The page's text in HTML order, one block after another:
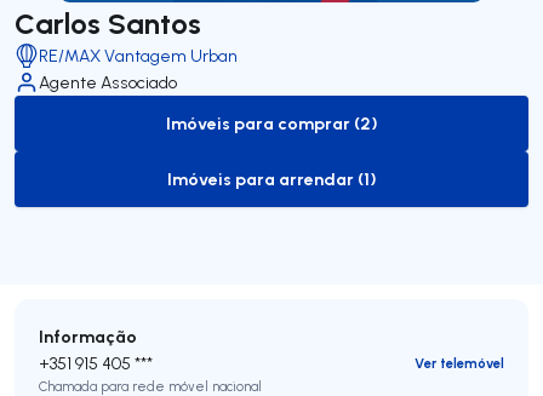
Carlos Santos
RE/MAX Vantagem Urban
Agente Associado
to-buy-listing
Imóveis para comprar (2)
to-rent-listing
Imóveis para arrendar (1)
Informação
+351 915 405 ***
Ver telemóvel
Chamada para rede móvel nacional